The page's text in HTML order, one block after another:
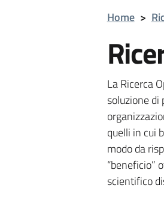
Home >
La Ricerca
soluzione di
quelli in cui
modo da
“beneficio”
scientifico